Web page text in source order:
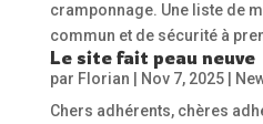
cramponnage. Une liste de
commun et de sécurité à
Le site fait peau neuve
par Florian Nov 7, 2025|
Chers adhérents, chères